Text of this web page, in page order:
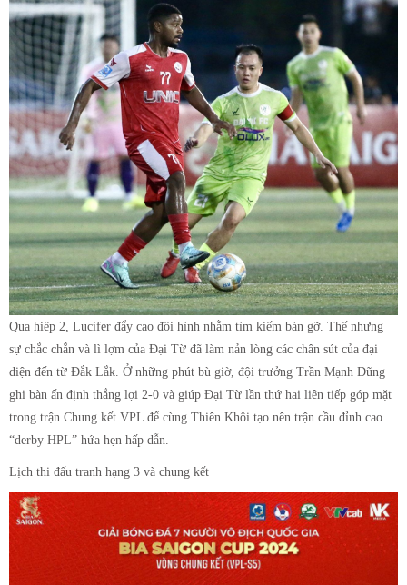
Qua hiệp 2, Lucifer đẩy cao đội hình nhằm tìm kiếm bàn gỡ. Thế nhưng
sự chắc chắn và lì lợm của Đại Từ đã làm nản lòng các chân sút của đại
diện đến từ Đắk Lắk. Ở những phút bù giờ, đội trưởng Trần Mạnh Dũng
ghi bàn ấn định thắng lợi 2-0 và giúp Đại Từ lần thứ hai liên tiếp góp mặt
trong trận Chung kết VPL để cùng Thiên Khôi tạo nên trận cầu đỉnh cao
“derby HPL” hứa hẹn hấp dẫn.
Lịch thi đấu tranh hạng 3 và chung kết